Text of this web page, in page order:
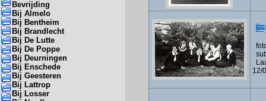
Bevrijding
Bij Almelo
Bij Bentheim
Bij Brandlecht
Bij De Lutte
Bij De Poppe
Bij Deurningen
Bij Enschede
Bij Geesteren
Bij Lattrop
Bij Losser
12/